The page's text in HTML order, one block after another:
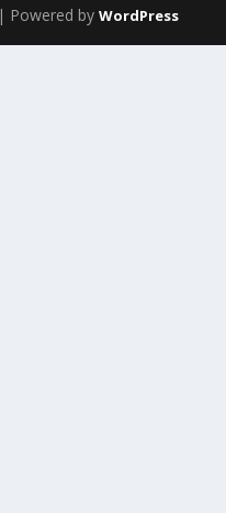
| Powered by WordPress